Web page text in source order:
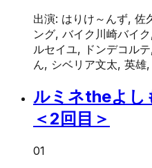
出演: はりけ～んず, 佐
ング, バイク川崎バイ
ルセイユ, ドンデコル
ん, シベリア文太, 英雄
ルミネtheよし
＜2回目＞
01